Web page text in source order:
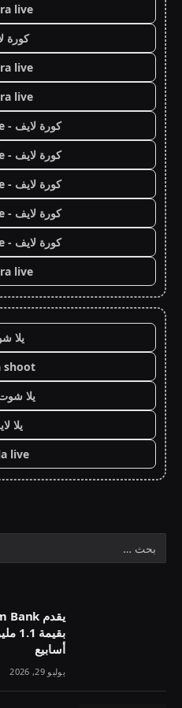
live
كورة
live
live
كورة لايف - koora live
كورة لايف - koora live
كورة لايف - koora live
كورة لايف - koora live
كورة لايف - koora live
live
يلا
shoot
يلا
يلا
live
أسابيع
يوليو 29, 2026